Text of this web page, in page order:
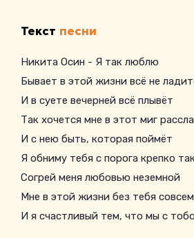
Текст песни
Никита Осин - Я так люблю
Бывает в этой жизни всё не
И в суете вечерней всё плывёт
Так хочется мне в этот миг
И с нею быть, которая поймёт
Я обниму тебя с порога крепко
Согрей меня любовью неземной
Мне в этой жизни без тебя
И я счастливый тем, что мы с